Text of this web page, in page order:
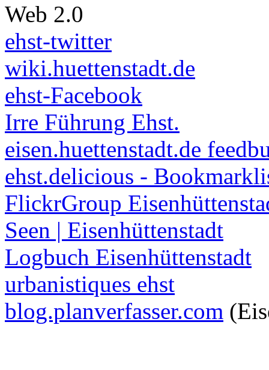
Web 2.0
ehst-twitter
wiki.huettenstadt.de
ehst-Facebook
Irre Führung Ehst.
eisen.huettenstadt.de
ehst.delicious -
FlickrGroup
Seen | Eisenhüttenstadt
Logbuch Eisenhüttenstadt
urbanistiques ehst
blog.planverfasser.com